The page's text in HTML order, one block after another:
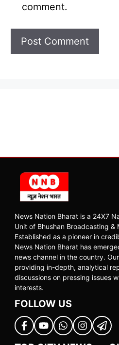
comment.
News Nation Bharat is a 24X7
Unit of Bhushan Broadcasting &
Established as a pioneer in
News Nation Bharat has
news channel in the country.
providing in-depth, analytical
discussions on pressing issues
interests.
FOLLOW US